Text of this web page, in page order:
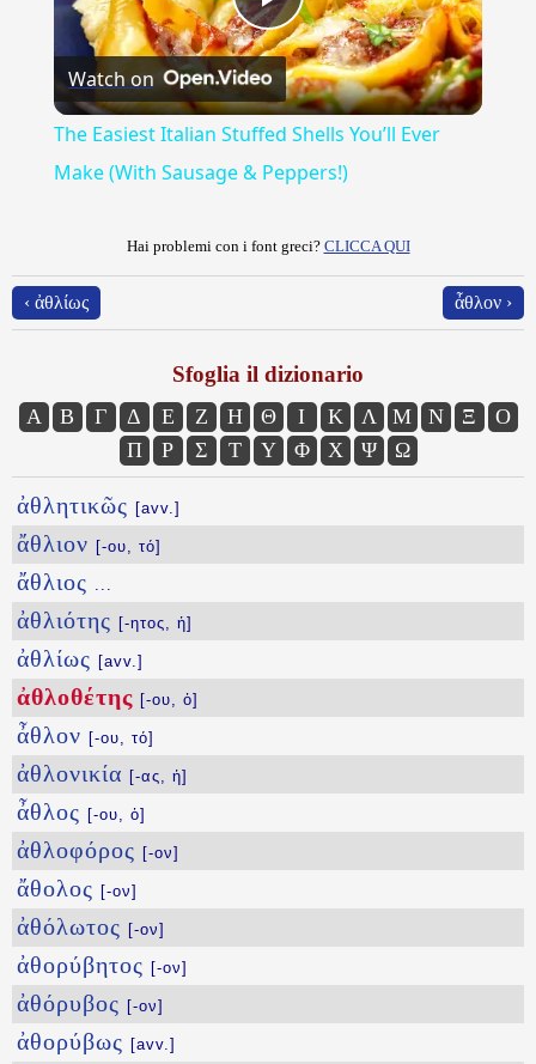
Play
Video
Watch on
The Easiest Italian Stuffed Shells You’ll Ever
Make (With Sausage & Peppers!)
Hai problemi con i font greci? CLICCA QUI
‹ ἀθλίως ἆθλον ›
Sfoglia il dizionario
Α Β Γ Δ Ε Ζ Η Θ Ι Κ Λ Μ Ν Ξ
Ο
Π
Ρ Σ Τ Υ Φ Χ Ψ Ω
ἀθλητικῶς [avv.]
ἄθλιον [-ου, τό]
ἄθλιος ...
ἀθλιότης [-ητος, ἡ]
ἀθλίως [avv.]
ἀθλοθέτης [-ου, ὁ]
ἆθλον [-ου, τό]
ἀθλονικία [-ας, ἡ]
ἆθλος [-ου, ὁ]
ἀθλοφόρος [-ον]
ἄθολος [-ον]
ἀθόλωτος [-ον]
ἀθορύβητος [-ον]
ἀθόρυβος [-ον]
ἀθορύβως [avv.]